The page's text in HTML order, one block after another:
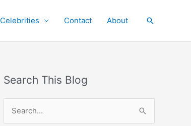
Celebrities Contact About Search
Search This Blog